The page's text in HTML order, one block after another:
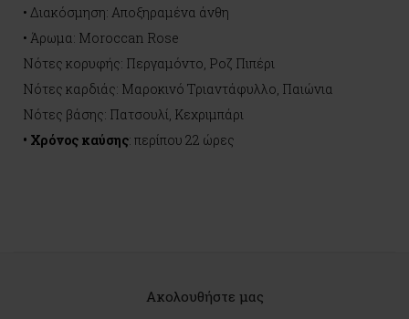
• Διακόσμηση: Αποξηραμένα άνθη
• Άρωμα: Moroccan Rose
Νότες κορυφής: Περγαμόντο, Ροζ Πιπέρι
Νότες καρδιάς: Μαροκινό Τριαντάφυλλο, Παιώνια
Νότες βάσης: Πατσουλί, Κεχριμπάρι
• Χρόνος καύσης: περίπου 22 ώρες
Ακολουθήστε μας